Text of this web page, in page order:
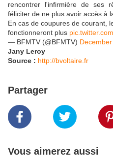
rencontrer l'infirmière de ses
féliciter de ne plus avoir accès à
En cas de coupures de courant,
fonctionneront plus
— BFMTV (@BFMTV)
Jany Leroy
Source : http://bvoltaire.fr
Partager
Vous aimerez aussi